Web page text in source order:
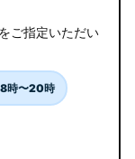
ご指定いただい
時〜20時